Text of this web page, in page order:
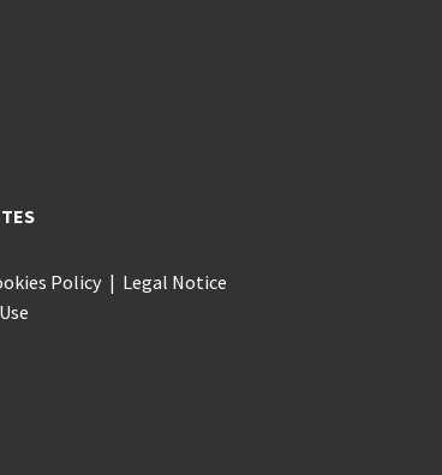
Policy
Legal Notice